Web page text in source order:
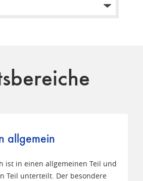
allgemein
ist in einen allgemeinen Teil und
Teil unterteilt. Der besondere